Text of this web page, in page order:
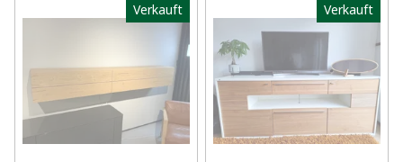
Verkauft Verkauft